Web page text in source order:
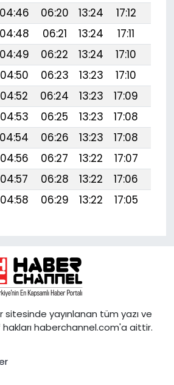
04:46 06:20 13:24 17:12
04:48 06:21 13:24 17:11
04:49 06:22 13:24 17:10
04:50 06:23 13:23 17:10
04:52 06:24 13:23 17:09
04:53 06:25 13:23 17:08
04:54 06:26 13:23 17:08
04:56 06:27 13:22 17:07
04:57 06:28 13:22 17:06
04:58 06:29 13:22 17:05
yayınlanan tüm yazı ve
haberchannel.com'a aittir.